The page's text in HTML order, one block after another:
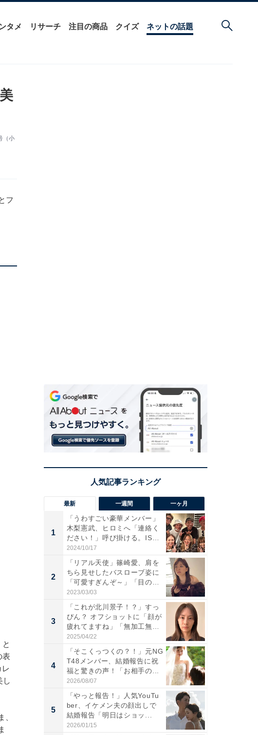
タメ リサーチ 注目の商品 クイズ ネットの話題
（小
フ
表
し
最新 一週間 一ヶ月
1
「うわすごい豪華メンバー」
木梨憲武、ヒロミへ「連絡く
ださい！」呼び掛ける。IS
S...
2024/10/17
2
「リアル天使」篠崎愛、肩を
ちら見せしたバスローブ姿に
「可愛すぎんぞ～」「目の表
情...
2023/03/03
3
「これが北川景子！？」すっ
ぴん？ オフショットに「顔が
疲れてますね」「無加工無
表...
2025/04/22
4
「そこくっつくの？！」元NG
T48メンバー、結婚報告に祝
福と驚きの声！「お相手の...
2026/08/07
5
「やっと報告！」人気YouTu
ber、イケメン夫の顔出しで
結婚報告「明日はショッ...
2026/01/15